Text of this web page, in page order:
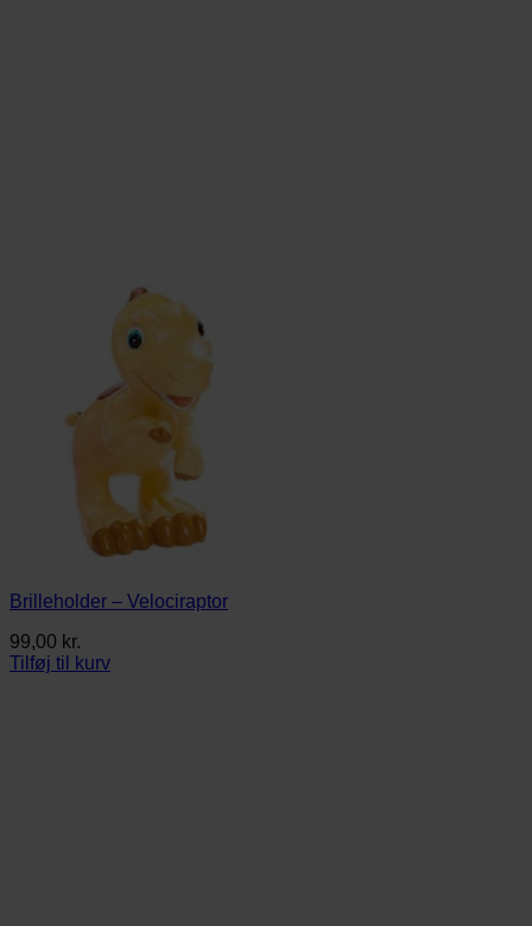
Brilleholder – Velociraptor
99,00 kr.
Tilføj til kurv